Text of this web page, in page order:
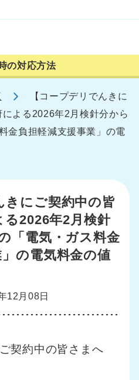
の対応方法
【コープデリでんきに
よる2026年2月検針分から
金負担軽減支援事業」の電
きにご契約中の皆
る2026年2月検針
「電気・ガス料金
の電気料金の値
12月08日
契約中の皆さまへ